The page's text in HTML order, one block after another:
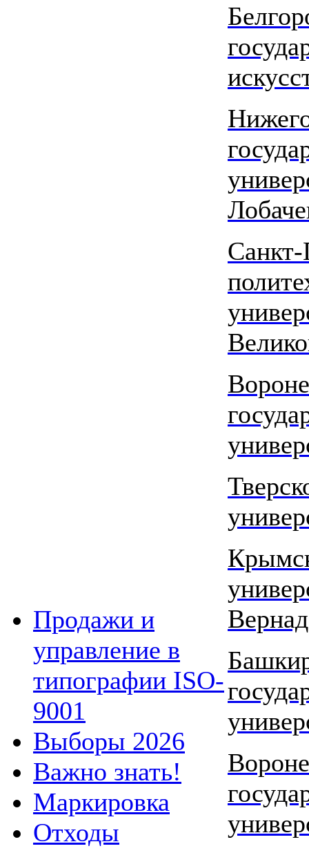
Продажи и
управление в
типографии ISO-
9001
Выборы 2026
Важно знать!
Маркировка
Отходы
Санкт-